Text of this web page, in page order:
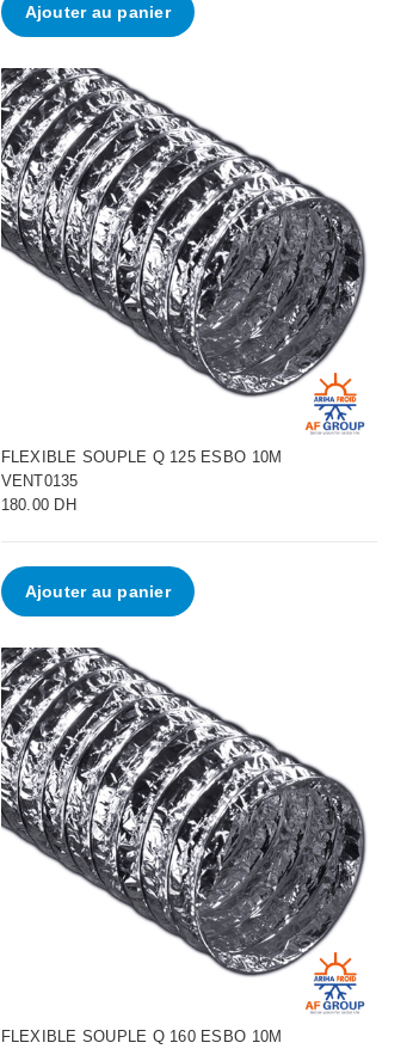
Ajouter au panier
FLEXIBLE SOUPLE Q 125 ESBO 10M
VENT0135
180.00 DH
Ajouter au panier
FLEXIBLE SOUPLE Q 160 ESBO 10M